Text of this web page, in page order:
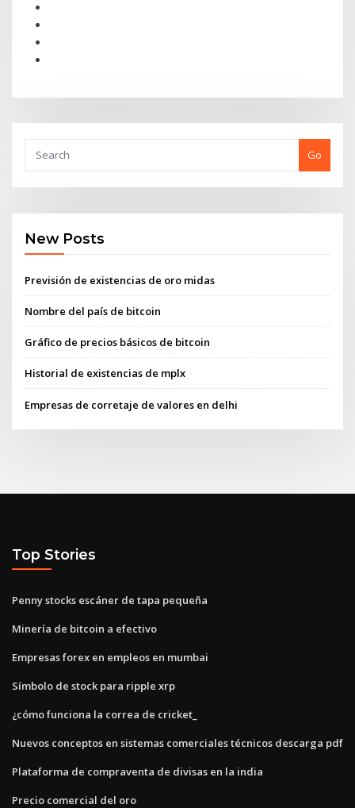
Go
New Posts
Previsión de existencias de oro midas
Nombre del país de bitcoin
Gráfico de precios básicos de bitcoin
Historial de existencias de mplx
Empresas de corretaje de valores en delhi
Top Stories
Penny stocks escáner de tapa pequeña
Minería de bitcoin a efectivo
Empresas forex en empleos en mumbai
Símbolo de stock para ripple xrp
¿cómo funciona la correa de cricket_
Nuevos conceptos en sistemas comerciales técnicos descarga pdf
Plataforma de compraventa de divisas en la india
Precio comercial del oro